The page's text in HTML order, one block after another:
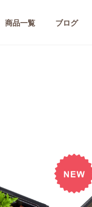
商品一覧 ブログ